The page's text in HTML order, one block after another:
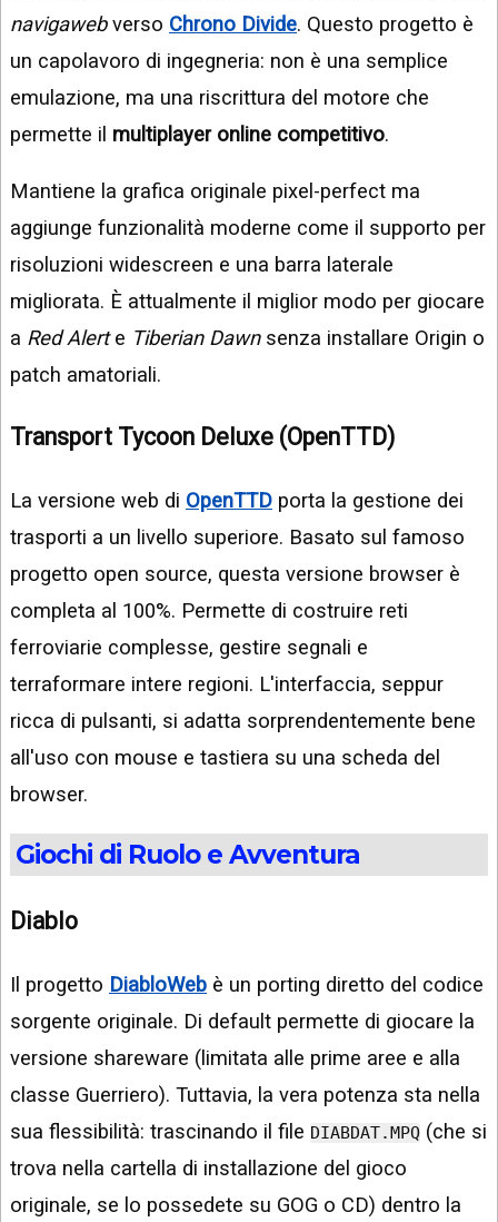
navigawebverso Chrono Divide. Questo progetto è
un capolavoro di ingegneria: non è una semplice
emulazione, ma una riscrittura del motore che
permette il multiplayer online competitivo.
Mantiene la grafica originale pixel-perfect ma
aggiunge funzionalità moderne come il supporto per
risoluzioni widescreen e una barra laterale
migliorata. È attualmente il miglior modo per giocare
a Red Alerte Tiberian Dawnsenza installare Origin o
patch amatoriali.
Transport Tycoon Deluxe (OpenTTD)
La versione web di OpenTTD porta la gestione dei
trasporti a un livello superiore. Basato sul famoso
progetto open source, questa versione browser è
completa al 100%. Permette di costruire reti
ferroviarie complesse, gestire segnali e
terraformare intere regioni. L'interfaccia, seppur
ricca di pulsanti, si adatta sorprendentemente bene
all'uso con mouse e tastiera su una scheda del
browser.
Giochi di Ruolo e Avventura
Diablo
Il progetto DiabloWeb è un porting diretto del codice
sorgente originale. Di default permette di giocare la
versione shareware (limitata alle prime aree e alla
classe Guerriero). Tuttavia, la vera potenza sta nella
sua flessibilità: trascinando il file DIABDAT.MPQ (che si
trova nella cartella di installazione del gioco
originale, se lo possedete su GOG o CD) dentro la